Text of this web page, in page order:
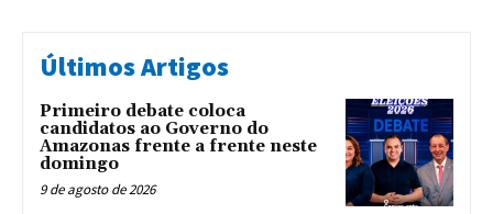
Últimos Artigos
Primeiro debate coloca
candidatos ao Governo do
Amazonas frente a frente neste
domingo
9 de agosto de 2026